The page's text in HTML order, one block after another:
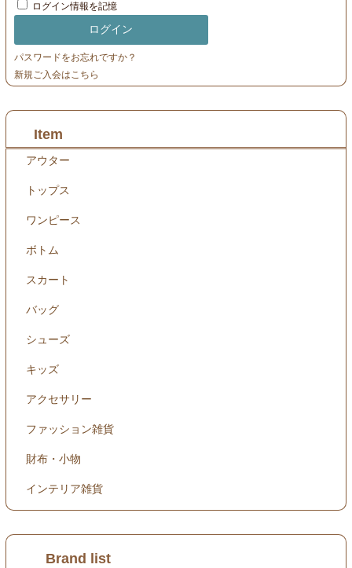
ログイン情報を記憶
パスワードをお忘れですか？
新規ご入会はこちら
Item
アウター
トップス
ワンピース
ボトム
スカート
バッグ
シューズ
キッズ
アクセサリー
ファッション雑貨
財布・小物
インテリア雑貨
Brand list